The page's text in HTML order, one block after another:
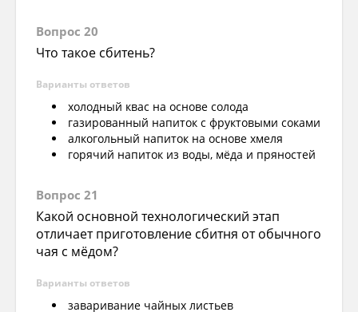
Вопрос 20
Что такое сбитень?
Варианты ответов
холодный квас на основе солода
газированный напиток с фруктовыми соками
алкогольный напиток на основе хмеля
горячий напиток из воды, мёда и пряностей
Вопрос 21
Какой основной технологический этап
отличает приготовление сбитня от обычного
чая с мёдом?
Варианты ответов
заваривание чайных листьев